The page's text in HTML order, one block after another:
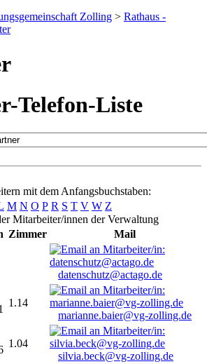
Zolling > Rathaus -
Telefon-Liste
mit dem Anfangsbuchstaben:
M N O P R S T V W Z
Mitarbeiter/innen der Verwaltung
Zimmer
Mail
datenschutz@actago.de
1.14
marianne.baier@vg-zolling.de
1.04
silvia.beck@vg-zolling.de